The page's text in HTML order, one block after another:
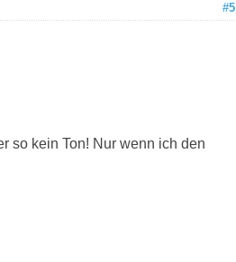
#5
so kein Ton! Nur wenn ich den